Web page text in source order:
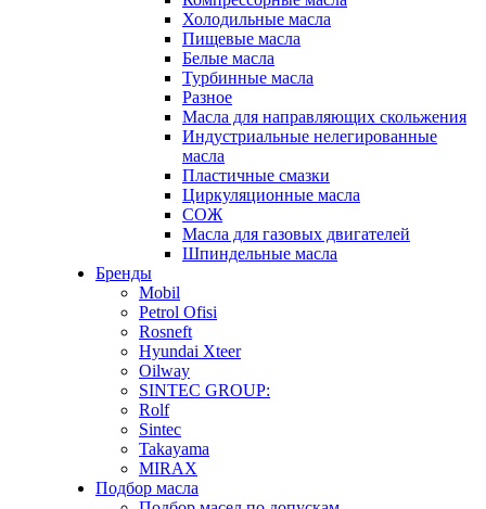
Холодильные масла
Пищевые масла
Белые масла
Турбинные масла
Разное
Масла для направляющих скольжения
Индустриальные нелегированные
масла
Пластичные смазки
Циркуляционные масла
СОЖ
Масла для газовых двигателей
Шпиндельные масла
Бренды
Mobil
Petrol Ofisi
Rosneft
Hyundai Xteer
Oilway
SINTEC GROUP:
Rolf
Sintec
Takayama
MIRAX
Подбор масла